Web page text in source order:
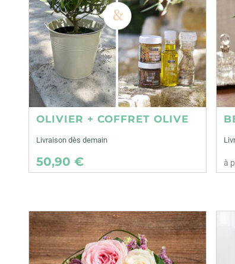
OLIVIER + COFFRET OLIVE
Livraison dès demain
50,90 € à